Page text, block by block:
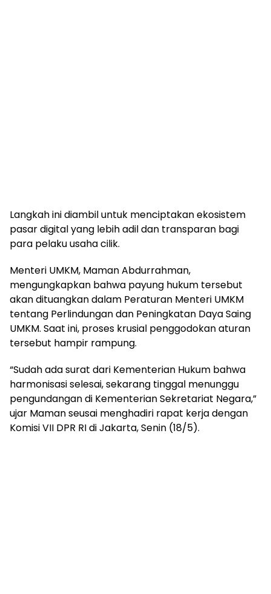
Langkah ini diambil untuk menciptakan ekosistem
pasar digital yang lebih adil dan transparan bagi
para pelaku usaha cilik.
Menteri UMKM, Maman Abdurrahman,
mengungkapkan bahwa payung hukum tersebut
akan dituangkan dalam Peraturan Menteri UMKM
tentang Perlindungan dan Peningkatan Daya Saing
UMKM. Saat ini, proses krusial penggodokan aturan
tersebut hampir rampung.
“Sudah ada surat dari Kementerian Hukum bahwa
harmonisasi selesai, sekarang tinggal menunggu
pengundangan di Kementerian Sekretariat Negara,”
ujar Maman seusai menghadiri rapat kerja dengan
Komisi VII DPR RI di Jakarta, Senin (18/5).